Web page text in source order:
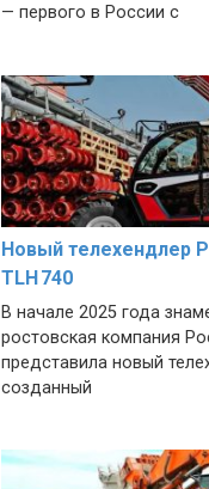
— первого в России с
Новый телехендлер
TLH 740
В начале 2025 года
ростовская компания
представила новый
созданный